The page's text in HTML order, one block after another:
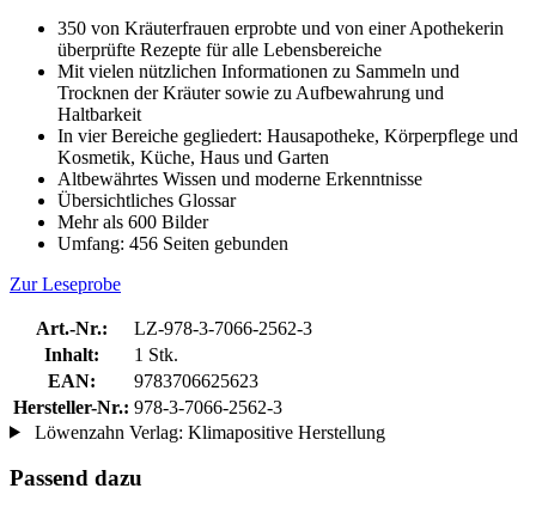
350 von Kräuterfrauen erprobte und von einer Apothekerin
überprüfte Rezepte für alle Lebensbereiche
Mit vielen nützlichen Informationen zu Sammeln und
Trocknen der Kräuter sowie zu Aufbewahrung und
Haltbarkeit
In vier Bereiche gegliedert: Hausapotheke, Körperpflege und
Kosmetik, Küche, Haus und Garten
Altbewährtes Wissen und moderne Erkenntnisse
Übersichtliches Glossar
Mehr als 600 Bilder
Umfang: 456 Seiten gebunden
Zur Leseprobe
Art.-Nr.:
LZ-978-3-7066-2562-3
Inhalt:
1 Stk.
EAN:
9783706625623
Hersteller-Nr.: 978-3-7066-2562-3
Löwenzahn Verlag: Klimapositive Herstellung
Passend dazu